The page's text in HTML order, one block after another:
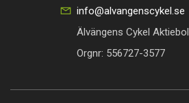
info@alvangenscykel.se
Älvängens Cykel
Orgnr: 556727-3577